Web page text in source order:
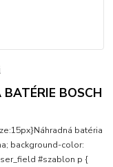
BOSCH
batéria
background-color:
#szablon p {